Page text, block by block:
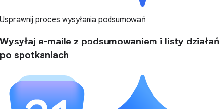
Usprawnij proces wysyłania podsumowań
Wysyłaj e-maile z podsumowaniem i listy działań
po spotkaniach